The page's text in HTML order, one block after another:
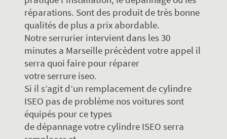
réparations. Sont des produit de très bonne
qualités de plus a prix abordable.
Notre serrurier intervient dans les 30
minutes a Marseille précèdent votre appel il
serra quoi faire pour réparer
votre serrure iseo.
Si il s’agit d’un remplacement de cylindre
ISEO pas de problème nos voitures sont
équipés pour ce types
de dépannage votre cylindre ISEO serra